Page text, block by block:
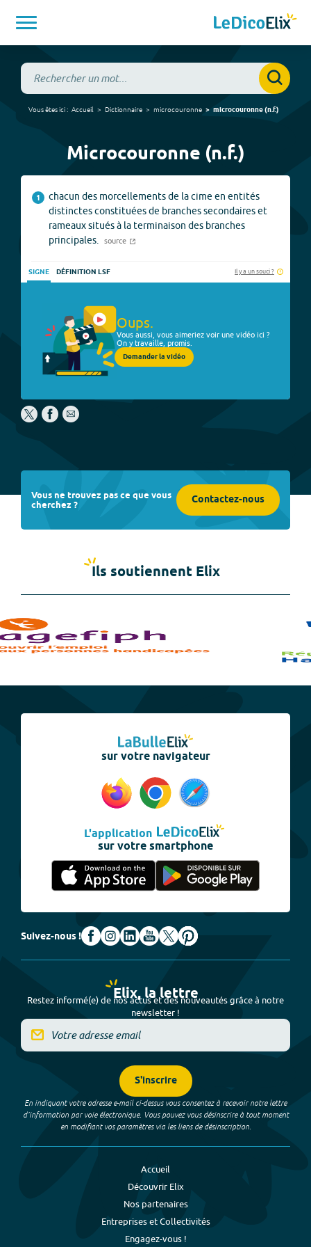
Vous êtes ici : Accueil Dictionnaire microcouronne microcouronne(n.f.)
Microcouronne (n.f.)
1
chacun des morcellements de la cime en entités
distinctes constituées de branches secondaires et
rameaux situés à la terminaison des branches
principales.
source
SIGNE DÉFINITION LSF Il y a un souci ?
Oups.
Vous aussi, vous aimeriez voir une vidéo ici ?
On y travaille, promis.
Demander la vidéo
Vous ne trouvez pas ce que vous
cherchez ? Contactez-nous
Ils soutiennent Elix
sur votre navigateur
L'application
sur votre smartphone
Suivez-nous !
Elix, la lettre
Restez informé(e) de nos actus et des nouveautés grâce à notre
newsletter !
S'inscrire
En indiquant votre adresse e-mail ci-dessus vous consentez à recevoir notre lettre
d’information par voie électronique. Vous pouvez vous désinscrire à tout moment
en modifiant vos paramètres via les liens de désinscription.
Accueil
Découvrir Elix
Nos partenaires
Entreprises et Collectivités
Engagez-vous !